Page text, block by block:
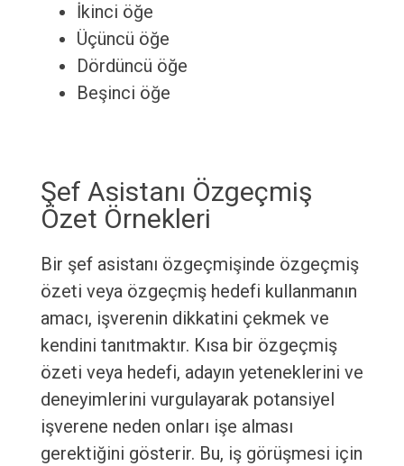
İkinci öğe
Üçüncü öğe
Dördüncü öğe
Beşinci öğe
Şef Asistanı Özgeçmiş
Özet Örnekleri
Bir şef asistanı özgeçmişinde özgeçmiş
özeti veya özgeçmiş hedefi kullanmanın
amacı, işverenin dikkatini çekmek ve
kendini tanıtmaktır. Kısa bir özgeçmiş
özeti veya hedefi, adayın yeteneklerini ve
deneyimlerini vurgulayarak potansiyel
işverene neden onları işe alması
gerektiğini gösterir. Bu, iş görüşmesi için